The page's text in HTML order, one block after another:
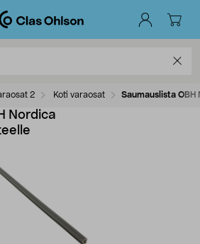
2 Koti varaosat Saumauslista
Nordica